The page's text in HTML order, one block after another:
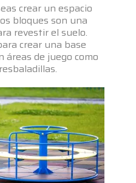
crear un espacio
bloques son una
revestir el suelo.
crear una base
de juego como